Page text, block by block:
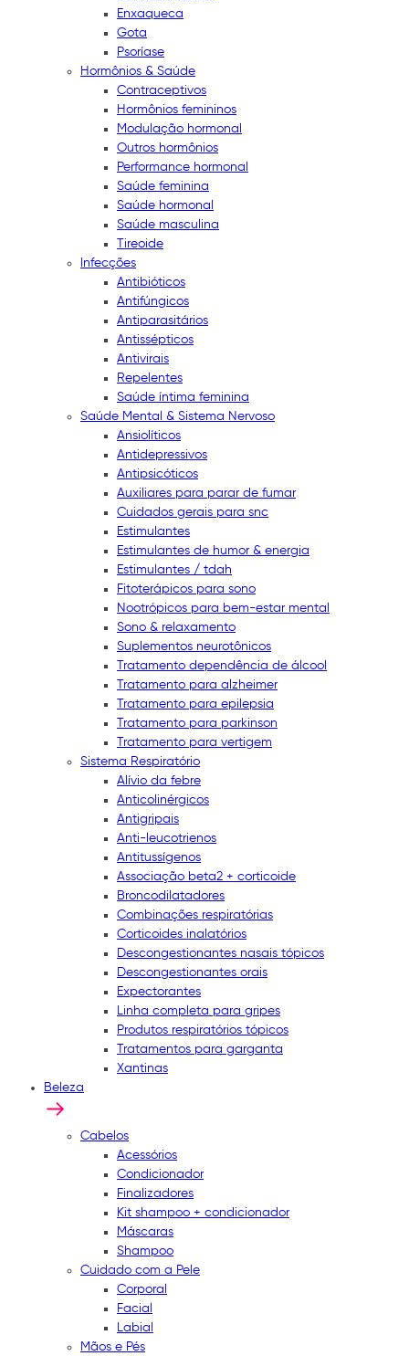
Enxaqueca
Gota
Psoríase
Hormônios & Saúde
Contraceptivos
Hormônios femininos
Modulação hormonal
Outros hormônios
Performance hormonal
Saúde feminina
Saúde hormonal
Saúde masculina
Tireoide
Infecções
Antibióticos
Antifúngicos
Antiparasitários
Antissépticos
Antivirais
Repelentes
Saúde íntima feminina
Saúde Mental & Sistema Nervoso
Ansiolíticos
Antidepressivos
Antipsicóticos
Auxiliares para parar de fumar
Cuidados gerais para snc
Estimulantes
Estimulantes de humor & energia
Estimulantes / tdah
Fitoterápicos para sono
Nootrópicos para bem-estar mental
Sono & relaxamento
Suplementos neurotônicos
Tratamento dependência de álcool
Tratamento para alzheimer
Tratamento para epilepsia
Tratamento para parkinson
Tratamento para vertigem
Sistema Respiratório
Alívio da febre
Anticolinérgicos
Antigripais
Anti-leucotrienos
Antitussígenos
Associação beta2 + corticoide
Broncodilatadores
Combinações respiratórias
Corticoides inalatórios
Descongestionantes nasais tópicos
Descongestionantes orais
Expectorantes
Linha completa para gripes
Produtos respiratórios tópicos
Tratamentos para garganta
Xantinas
Beleza
Cabelos
Acessórios
Condicionador
Finalizadores
Kit shampoo + condicionador
Máscaras
Shampoo
Cuidado com a Pele
Corporal
Facial
Labial
Mãos e Pés